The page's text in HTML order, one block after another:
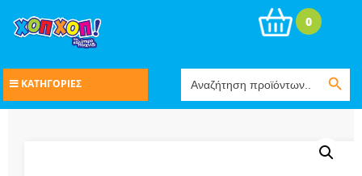
for:
Search Button
0
ΚΑΤΗΓΟΡΙΕΣ